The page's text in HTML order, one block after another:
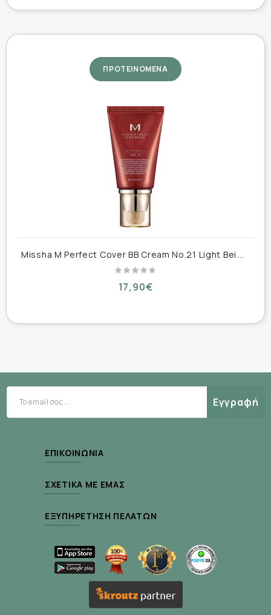
Οφέλη:
Η ελαφριά κρέμα BBφωτίζει, εξομαλύνει,
αποχρωματισμούς και τις ατέλειες
Συνιστάται για όλους τους τύπους δέρματος.
Μακιγιάζ, περιποίηση δέρματος και αντηλιακή
κρεμώδη
ΠΡΟΤΕΙΝΟΜΕΝΑ
M
issha M Perfect Cover BB Cream No.21 Light Beige - Κρέμα Προσώπου Ημέρας με SPF42 50ml
17,90€
Εγγραφή
ΕΠΙΚΟΙΝΩΝΊΑ
ΣΧΕΤΙΚΆ ΜΕ ΕΜΆΣ
ΕΞΥΠΗΡΈΤΗΣΗ ΠΕΛΑΤΏΝ